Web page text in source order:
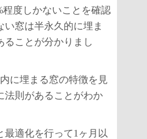
程度しかないことを確認
い窓は半永久的に埋ま
ることが分かりまし
に埋まる窓の特徴を見
法則があることがわか
最適化を行って1ヶ月以